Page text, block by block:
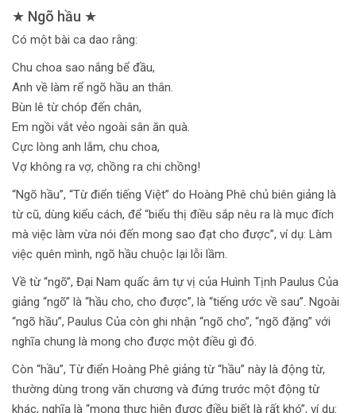
★ Ngõ hầu ★
Có một bài ca dao rằng:
Chu choa sao nắng bể đầu,
Anh về làm rể ngõ hầu an thân.
Bùn lê từ chóp đến chân,
Em ngồi vắt vẻo ngoài sân ăn quà.
Cực lòng anh lắm, chu choa,
Vợ không ra vợ, chồng ra chi chồng!
“Ngõ hầu”, “Từ điển tiếng Việt” do Hoàng Phê chủ biên giảng là
từ cũ, dùng kiểu cách, để “biểu thị điều sắp nêu ra là mục đích
mà việc làm vừa nói đến mong sao đạt cho được”, ví dụ: Làm
việc quên mình, ngõ hầu chuộc lại lỗi lầm.
Về từ “ngõ”, Đại Nam quấc âm tự vị của Huình Tịnh Paulus Của
giảng “ngõ” là “hầu cho, cho được”, là “tiếng ước về sau”. Ngoài
“ngõ hầu”, Paulus Của còn ghi nhận “ngõ cho”, “ngõ đặng” với
nghĩa chung là mong cho được một điều gì đó.
Còn “hầu”, Từ điển Hoàng Phê giảng từ “hầu” này là động từ,
thường dùng trong văn chương và đứng trước một động từ
khác, nghĩa là “mong thực hiện được điều biết là rất khó”, ví dụ: